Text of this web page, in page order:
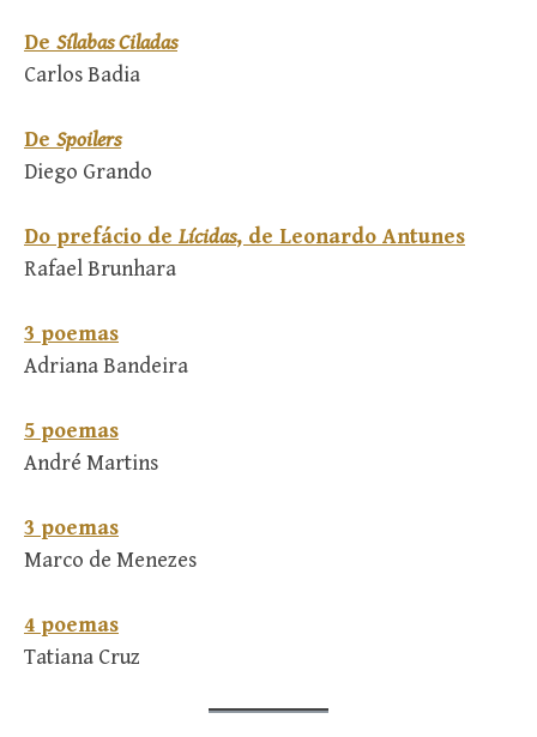
De Sílabas Ciladas
Carlos Badia
De Spoilers
Diego Grando
Do prefácio de Lícidas, de Leonardo Antunes
Rafael Brunhara
3 poemas
Adriana Bandeira
5 poemas
André Martins
3 poemas
Marco de Menezes
4 poemas
Tatiana Cruz